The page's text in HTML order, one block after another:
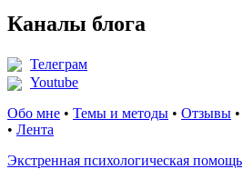
Каналы блога
Телеграм
Youtube
Обо мне • Темы и методы • Отзывы •
• Лента
Экстренная психологическая помощь